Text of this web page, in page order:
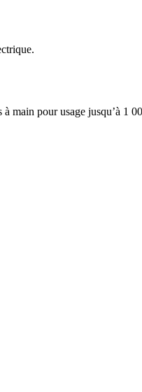
pour usage jusqu’à 1